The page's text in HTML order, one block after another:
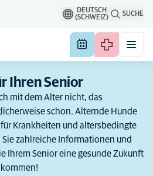
DEUTSCH
(SCHWEIZ)
SUCHE
Ihren Senior
mit dem Alter nicht, das
schon. Alternde Hunde
Krankheiten und altersbedingte
zahlreiche Informationen und
Ihrem Senior eine gesunde Zukunft